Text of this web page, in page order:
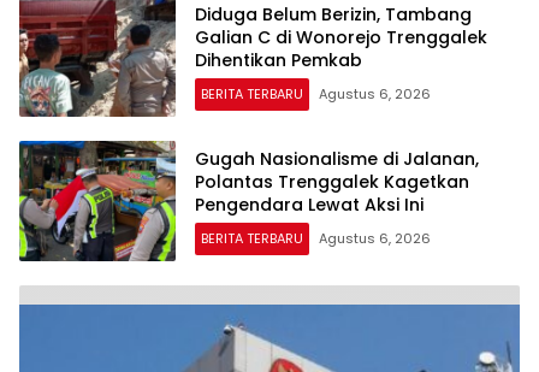
Diduga Belum Berizin, Tambang
Galian C di Wonorejo Trenggalek
Dihentikan Pemkab
BERITA TERBARU Agustus 6, 2026
Gugah Nasionalisme di Jalanan,
Polantas Trenggalek Kagetkan
Pengendara Lewat Aksi Ini
BERITA TERBARU Agustus 6, 2026